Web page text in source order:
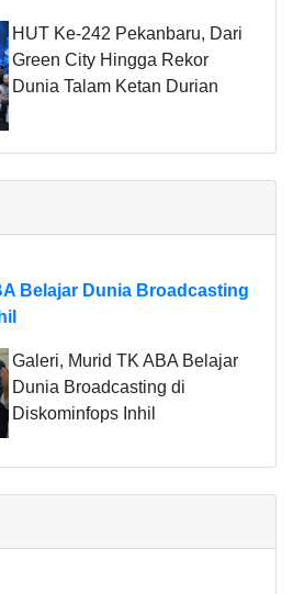
HUT Ke-242 Pekanbaru, Dari
Green City Hingga Rekor
Dunia Talam Ketan Durian
Belajar Dunia Broadcasting
Galeri, Murid TK ABA Belajar
Dunia Broadcasting di
Diskominfops Inhil